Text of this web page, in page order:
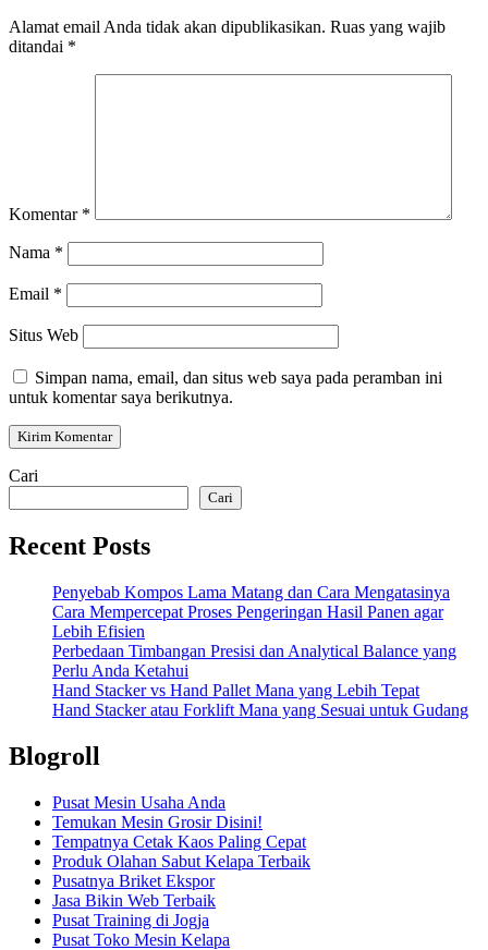
Alamat email Anda tidak akan dipublikasikan. Ruas yang wajib
ditandai *
Komentar *
Nama *
Email *
Situs Web
Simpan nama, email, dan situs web saya pada peramban ini
untuk komentar saya berikutnya.
Cari
Cari
Recent Posts
Penyebab Kompos Lama Matang dan Cara Mengatasinya
Cara Mempercepat Proses Pengeringan Hasil Panen agar
Lebih Efisien
Perbedaan Timbangan Presisi dan Analytical Balance yang
Perlu Anda Ketahui
Hand Stacker vs Hand Pallet Mana yang Lebih Tepat
Hand Stacker atau Forklift Mana yang Sesuai untuk Gudang
Blogroll
Pusat Mesin Usaha Anda
Temukan Mesin Grosir Disini!
Tempatnya Cetak Kaos Paling Cepat
Produk Olahan Sabut Kelapa Terbaik
Pusatnya Briket Ekspor
Jasa Bikin Web Terbaik
Pusat Training di Jogja
Pusat Toko Mesin Kelapa